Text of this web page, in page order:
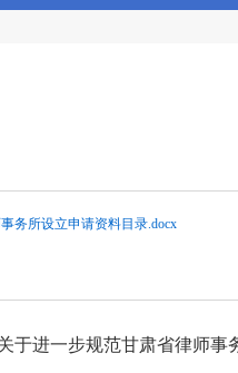
务所设立申请资料目录.docx
关于进一步规范甘肃省律师